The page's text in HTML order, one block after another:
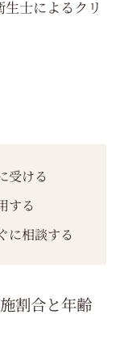
士によるクリ
受ける
する
に相談する
割合と年齢